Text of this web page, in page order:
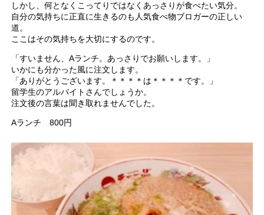
しかし、何となくこってりではなくあっさりが食べたい気分。
自分の気持ちに正直に生きるのも人気食べ物ブロガーの正しい
道。
ここはその気持ちを大切にするのです。
「すいません、Aランチ。あっさりでお願いします。」
いかにも分かった風に注文します。
「ありがとうございます。＊＊＊＊は＊＊＊＊です。」
留学生のアルバイトさんでしょうか。
注文後の言葉は聞き取れませんでした。
Aランチ 800円